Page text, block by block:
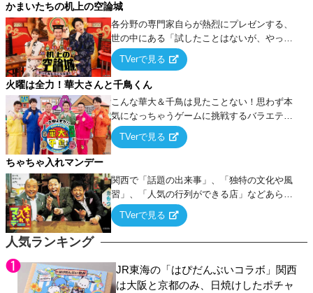
人気ランキング
JR東海の「はぴだんぶいコラボ」関西
は大阪と京都のみ、日焼けしたポチャ
かまいたちの机上の空論城
各分野の専門家自らが熱烈にプレゼンする、
世の中にある「試したことはないが、やって
みたらこうなる！…ハズ」という“机上の空
論”に若手芸人らがカラダを張って挑む！
TVerで見る
火曜は全力！華大さんと千鳥くん
こんな華大＆千鳥は見たことない！思わず本
気になっちゃうゲームに挑戦するバラエティ
ー！
TVerで見る
ちゃちゃ入れマンデー
関西で「話題の出来事」、「独特の文化や風
習」、「人気の行列ができる店」などあらゆ
るテーマについて好き放題にちゃちゃを入れ
ていく関西色を前面に押し出したトークバラ
TVerで見る